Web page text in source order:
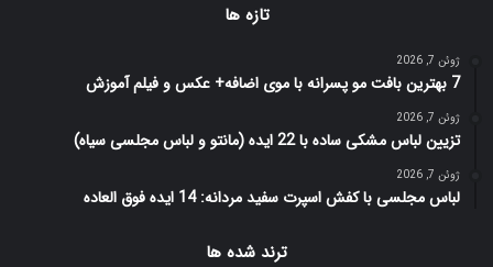
تازه ها
ژوئن 7, 2026
7 بهترین بافت مو پسرانه با موی اضافه+ عکس و فیلم آموزش
ژوئن 7, 2026
تزیین لباس مشکی ساده با 22 ایده (مانتو و لباس مجلسی سیاه)
ژوئن 7, 2026
لباس مجلسی با کفش اسپرت سفید مردانه: 14 ایده فوق العاده
ترند شده ها